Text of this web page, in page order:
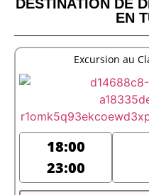
DESTINATION DE
EN
Excursion au
18:00
23:00